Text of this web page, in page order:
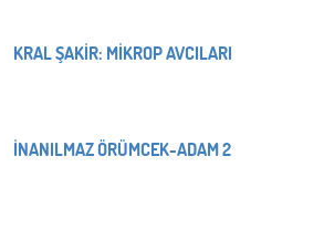
KRAL ŞAKİR: MİKROP AVCILARI
İNANILMAZ ÖRÜMCEK-ADAM 2